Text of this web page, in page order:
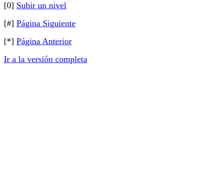
[0] Subir un nivel
[#] Página Siguiente
[*] Página Anterior
Ir a la versión completa